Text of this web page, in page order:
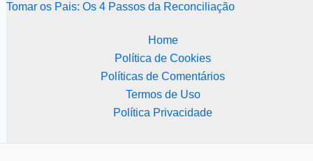
Tomar os Pais: Os 4 Passos da Reconciliação
Home
Política de Cookies
Políticas de Comentários
Termos de Uso
Política Privacidade